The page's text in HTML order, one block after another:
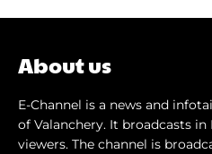
About us
E-Channel is a news and
of Valanchery. It broadcasts
viewers. The channel is